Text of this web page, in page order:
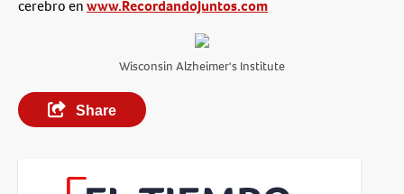
cerebro enwww.RecordandoJuntos.com
Wisconsin Alzheimer's Institute
Share